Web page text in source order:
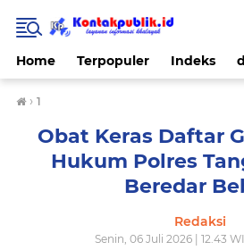
Home Terpopuler Indeks
› 1
Obat Keras Daftar
Hukum Polres
Beredar
Redaksi
Senin, 06 Juli 2026 | 12.43